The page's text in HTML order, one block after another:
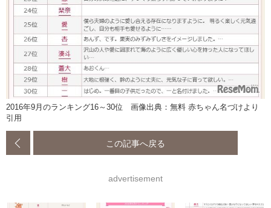
2016年9月のランキング16～30位 画像出典：無料 赤ちゃん名づけより
引用
この記事へ戻る
advertisement